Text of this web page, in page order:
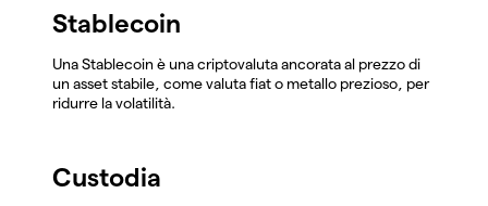
Stablecoin
Una Stablecoin è una criptovaluta ancorata al prezzo di
un asset stabile, come valuta fiat o metallo prezioso, per
ridurre la volatilità.
Custodia